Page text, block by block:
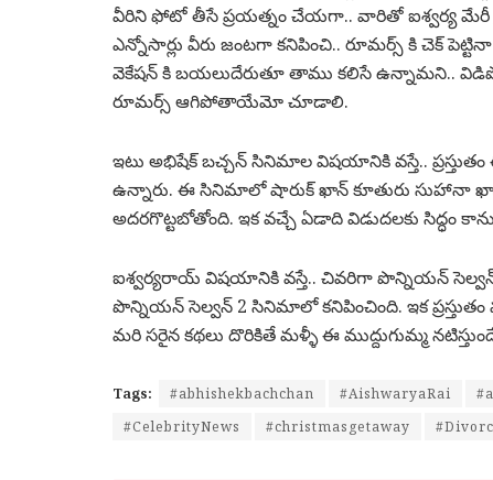
వీరిని ఫోటో తీసే ప్రయత్నం చేయగా.. వారితో ఐశ్వర్య మేరీ
ఎన్నోసార్లు వీరు జంటగా కనిపించి.. రూమర్స్ కి చెక్
వెకేషన్ కి బయలుదేరుతూ తాము కలిసే ఉన్నామని..
రూమర్స్ ఆగిపోతాయేమో చూడాలి.
ఇటు అభిషేక్ బచ్చన్ సినిమాల విషయానికి వస్తే..
ఉన్నారు. ఈ సినిమాలో షారుక్ ఖాన్ కూతురు సుహానా
అదరగొట్టబోతోంది. ఇక వచ్చే ఏడాది విడుదలకు సిద్ధం
ఐశ్వర్యరాయ్ విషయానికి వస్తే.. చివరిగా పొన్నియన్
పొన్నియన్ సెల్వన్ 2 సినిమాలో కనిపించింది. ఇక
మరి సరైన కథలు దొరికితే మళ్ళీ ఈ ముద్దుగుమ్మ
Tags: #abhishekbachchan #AishwaryaRai
#CelebrityNews
#christmasgetaway